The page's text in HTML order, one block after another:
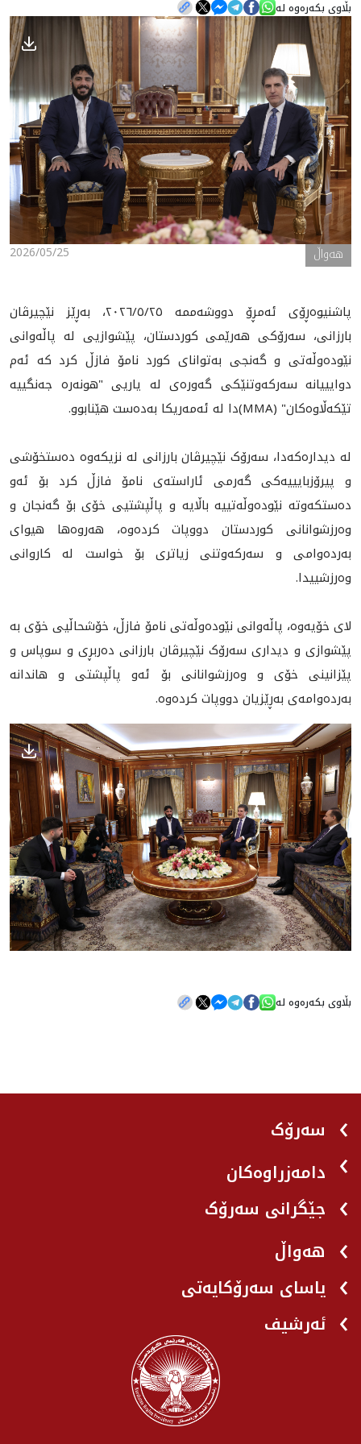
هه‌واڵ
گەلەری
بڵاوی بکەرەوە لە
2026/05/25 هه‌واڵ
پاشنیوه‌ڕۆی ئەمڕۆ دووشەممە ٢٠٢٦/٥/٢٥، بەڕێز نێچیرڤان
بارزانی، سەرۆکی هەرێمی کوردستان، پێشوازیی لە پاڵەوانی
نێودەوڵەتی و گەنجی بەتوانای کورد نامۆ فازڵ کرد کە ئەم
دوایییانە سەرکەوتنێکی گەورەی لە یاریی "هونەرە جەنگییە
تێکەڵاوەکان" (MMA)دا لە ئەمه‌ریکا بەدەست هێنابوو.
لە دیدارەکەدا، سەرۆک نێچیرڤان بارزانی لە نزیکەوە دەستخۆشی
و پیرۆزبایییەکی گەرمی ئاراستەی نامۆ فازڵ کرد بۆ ئەو
دەستکەوتە نێودەوڵەتییە باڵایە و پاڵپشتیی خۆی بۆ گەنجان و
وەرزشوانانی کوردستان دووپات کردەوه‌، هەروەها هیوای
بەردەوامی و سەرکەوتنی زیاتری بۆ خواست لە کاروانی
وەرزشییدا.
لای خۆیەوە، پاڵەوانی نێودەوڵەتی نامۆ فازڵ، خۆشحاڵیی خۆی بە
پێشوازی و دیداری سەرۆک نێچیرڤان بارزانی دەربڕی و سوپاس و
پێزانینی خۆی و وەرزشوانانی بۆ ئەو پاڵپشتی و هاندانە
بەردەوامەی به‌ڕێزیان دووپات کردەوە.
بڵاوی بکەرەوە لە
سەرۆک
دامەزراوەکان
جێگرانی سه‌رۆک
هه‌واڵ
یاسای سەرۆکایەتی
ئەرشیف